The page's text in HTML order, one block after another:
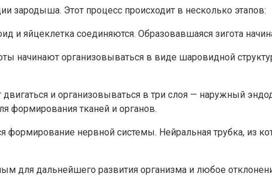
зародыша. Этот процесс происходит в несколько этапов:
и яйцеклетка соединяются. Образовавшаяся зигота
начинают организовываться в виде шаровидной
двигаться и организовываться в три слоя — наружный
формирования тканей и органов.
формирование нервной системы. Нейральная трубка, из
для дальнейшего развития организма и любое